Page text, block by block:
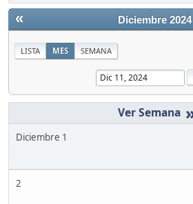
« Diciembre 2024
LISTA MES SEMANA
Diciembre 1
2